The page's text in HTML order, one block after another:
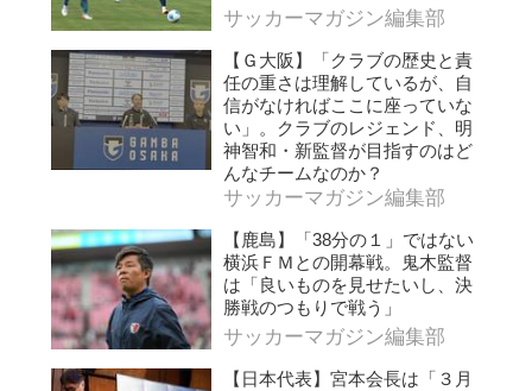
サッカーマガジン編集部
【Ｇ大阪】「クラブの歴史と責
任の重さは理解しているが、自
信がなければここに座っていな
い」。クラブのレジェンド、明
神智和・新監督が目指すのはど
んなチームなのか？
サッカーマガジン編集部
【鹿島】「38分の１」ではない
横浜ＦＭとの開幕戦。鬼木監督
は「良いものを見せたいし、決
勝戦のつもりで戦う」
サッカーマガジン編集部
【日本代表】宮本会長は「３月